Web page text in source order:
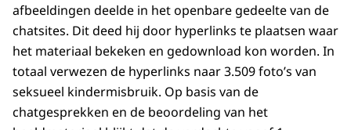
afbeeldingen deelde in het openbare gedeelte van de
chatsites. Dit deed hij door hyperlinks te plaatsen waar
het materiaal bekeken en gedownload kon worden. In
totaal verwezen de hyperlinks naar 3.509 foto’s van
seksueel kindermisbruik. Op basis van de
chatgesprekken en de beoordeling van het